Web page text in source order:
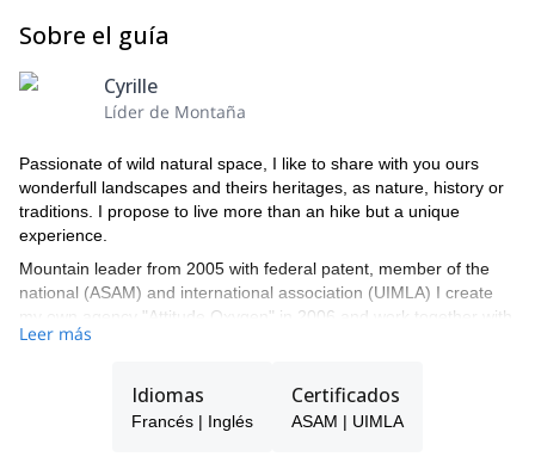
Sobre el guía
Cyrille
Líder de Montaña
Passionate of wild natural space, I like to share with you ours
wonderfull landscapes and theirs heritages, as nature, history or
traditions. I propose to live more than an hike but a unique
experience.
Mountain leader from 2005 with federal patent, member of the
national (ASAM) and international association (UIMLA) I create
my own agency "Attitude Oxygen" in 2006 and work together with
Rachel, Natacha and Marlyse, a great passionate team. It will be
you a customized program, just ask for it.
Leer más
Idiomas
Francés | Inglés
Certificados
ASAM | UIMLA